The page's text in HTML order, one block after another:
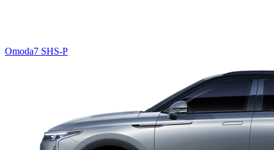
Omoda7 SHS-P